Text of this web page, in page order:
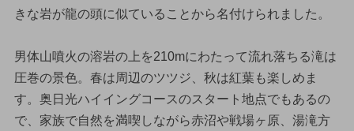
きな岩が龍の頭に似ていることから名付けられました。
男体山噴火の溶岩の上を210mにわたって流れ落ちる滝は
圧巻の景色。春は周辺のツツジ、秋は紅葉も楽しめま
す。奥日光ハイイングコースのスタート地点でもあるの
で、家族で自然を満喫しながら赤沼や戦場ヶ原、湯滝方